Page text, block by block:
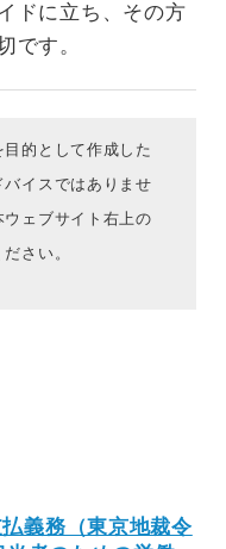
ドに立ち、その方
です。
的として作成した
イスではありませ
ェブサイト右上の
さい。
義務（東京地裁令